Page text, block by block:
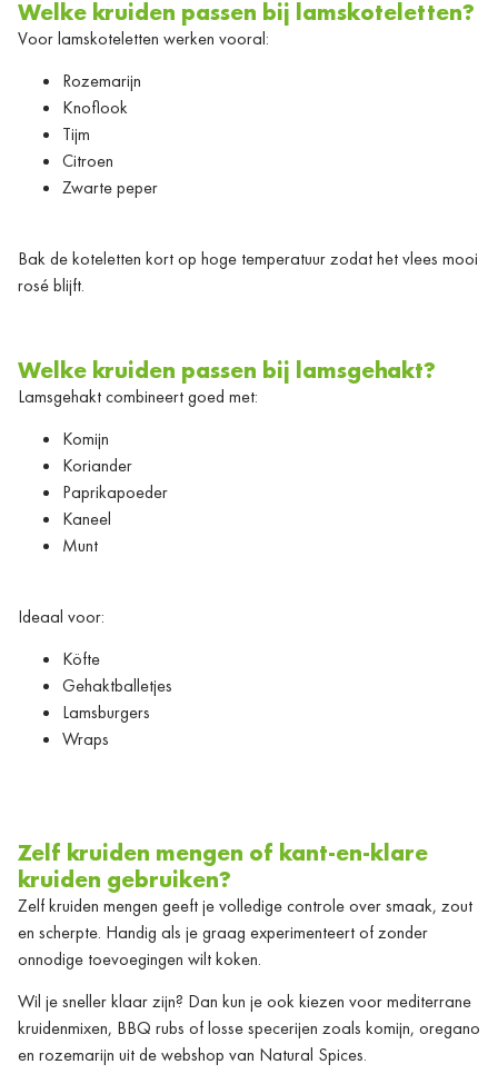
Welke kruiden passen bij lamskoteletten?
Voor lamskoteletten werken vooral:
Rozemarijn
Knoflook
Tijm
Citroen
Zwarte peper
Bak de koteletten kort op hoge temperatuur zodat het vlees mooi
rosé blijft.
Welke kruiden passen bij lamsgehakt?
Lamsgehakt combineert goed met:
Komijn
Koriander
Paprikapoeder
Kaneel
Munt
Ideaal voor:
Köfte
Gehaktballetjes
Lamsburgers
Wraps
Zelf kruiden mengen of kant-en-klare
kruiden gebruiken?
Zelf kruiden mengen geeft je volledige controle over smaak, zout
en scherpte. Handig als je graag experimenteert of zonder
onnodige toevoegingen wilt koken.
Wil je sneller klaar zijn? Dan kun je ook kiezen voor mediterrane
kruidenmixen, BBQ rubs of losse specerijen zoals komijn, oregano
en rozemarijn uit de webshop van Natural Spices.